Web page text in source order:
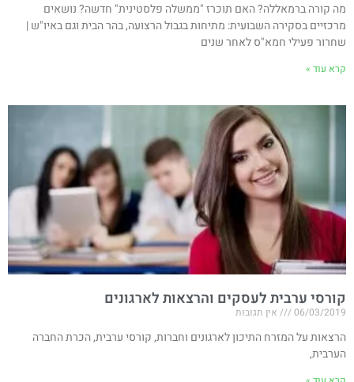
מה קורה ברמאללה? האם תוכרז "ממשלה פלסטינית" חדשה? נושאים
מרכזיים בסקירה השבועית: מתיחות בגבול הרצועה, בהר הבית וגם באיו"ש |
שחרור פעילי חמא"ס לאחר שנים
קרא עוד »
קורסי ערבית לעסקים והרצאות לארגונים
06/03/2019 אין תגובות
הרצאות על המזרח התיכון לארגונים וחברות, קורסי ערבית, הכרת החברה
הערבית,